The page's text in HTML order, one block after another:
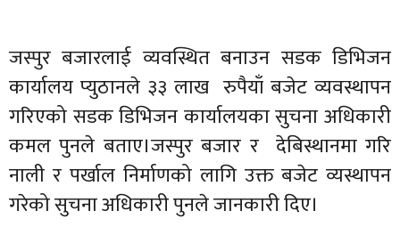
जस्पुर बजारलाई व्यवस्थित बनाउन सडक डिभिजन
कार्यालय प्युठानले ३३ लाख रुपैयाँ बजेट व्यवस्थापन
गरिएको सडक डिभिजन कार्यालयका सुचना अधिकारी
कमल पुनले बताए।जस्पुर बजार र देबिस्थानमा गरि
नाली र पर्खाल निर्माणको लागि उक्त बजेट व्यस्थापन
गरेको सुचना अधिकारी पुनले जानकारी दिए।